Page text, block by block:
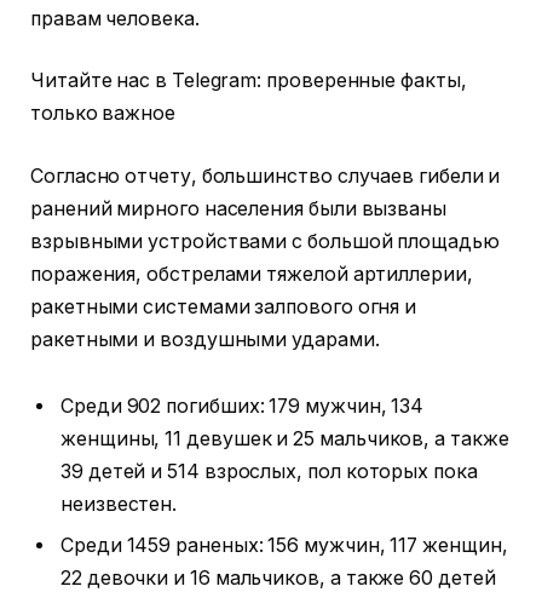
правам человека.
Читайте нас в Telegram: проверенные факты,
только важное
Согласно отчету, большинство случаев гибели и
ранений мирного населения были вызваны
взрывными устройствами с большой площадью
поражения, обстрелами тяжелой артиллерии,
ракетными системами залпового огня и
ракетными и воздушными ударами.
Среди 902 погибших: 179 мужчин, 134
женщины, 11 девушек и 25 мальчиков, а также
39 детей и 514 взрослых, пол которых пока
неизвестен.
Среди 1459 раненых: 156 мужчин, 117 женщин,
22 девочки и 16 мальчиков, а также 60 детей